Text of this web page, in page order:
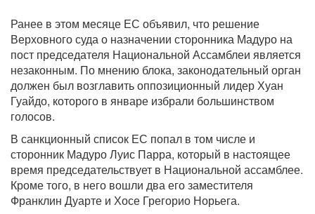
Ранее в этом месяце ЕС объявил, что решение
Верховного суда о назначении сторонника Мадуро на
пост председателя Национальной Ассамблеи является
незаконным. По мнению блока, законодательный орган
должен был возглавить оппозиционный лидер Хуан
Гуайдо, которого в январе избрали большинством
голосов.
В санкционный список ЕС попал в том числе и
сторонник Мадуро Луис Парра, который в настоящее
время председательствует в Национальной ассамблее.
Кроме того, в него вошли два его заместителя
Франклин Дуарте и Хосе Грегорио Норьега.